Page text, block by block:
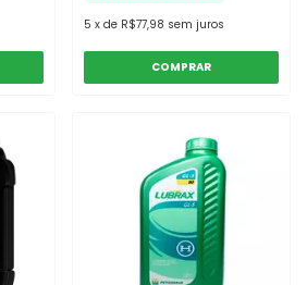
5 x de R$77,98 sem juros